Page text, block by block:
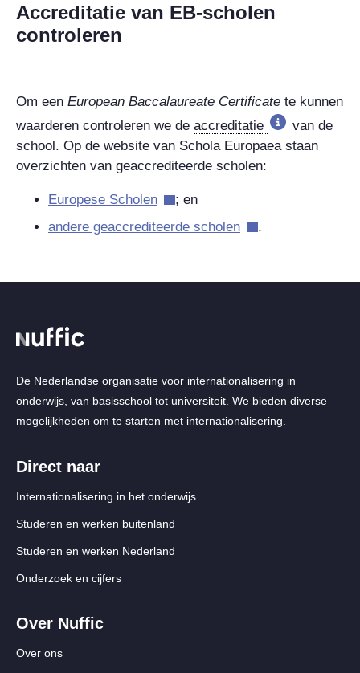
Accreditatie van EB-scholen
controleren
Om een European Baccalaureate Certificate te kunnen
waarderen controleren we de accreditatie
van de
school. Op de website van Schola Europaea staan
overzichten van geaccrediteerde scholen:
Europese Scholen
; en
andere geaccrediteerde scholen
.
De Nederlandse organisatie voor internationalisering in
onderwijs, van basisschool tot universiteit. We bieden diverse
mogelijkheden om te starten met internationalisering.
Direct naar
Internationalisering in het onderwijs
Studeren en werken buitenland
Studeren en werken Nederland
Onderzoek en cijfers
Over Nuffic
Over ons